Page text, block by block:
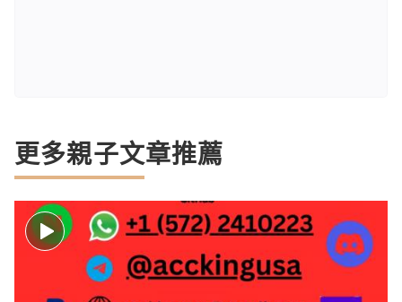
更多親子文章推薦